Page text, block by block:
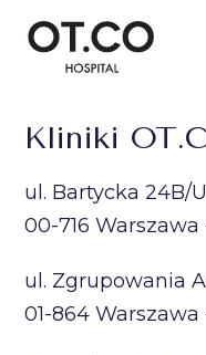
Kliniki
ul. Bartycka 24B/
00-716
ul. Zgrupowania
01-864